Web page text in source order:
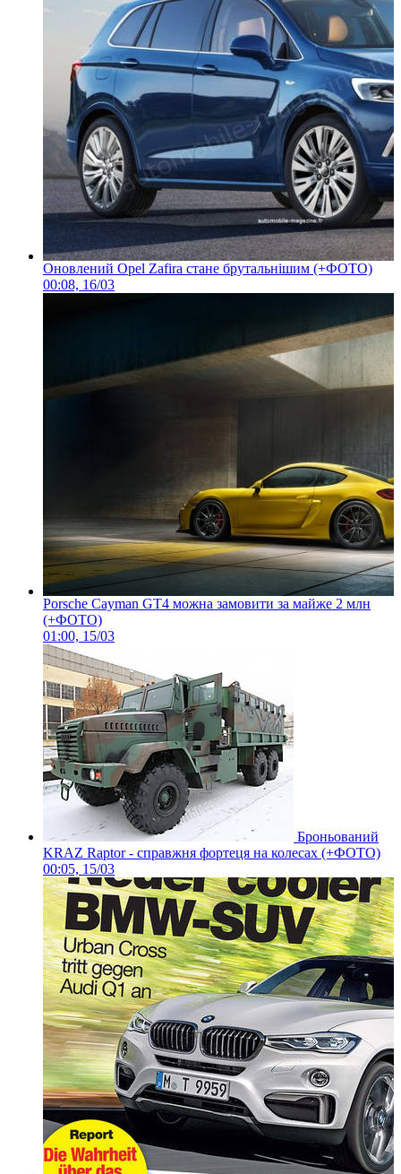
Оновлений Opel Zafira стане брутальнішим (+ФОТО)
00:08, 16/03
Porsche Cayman GT4 можна замовити за майже 2 млн
(+ФОТО)
01:00, 15/03
Броньований
KRAZ Raptor - справжня фортеця на колесах (+ФОТО)
00:05, 15/03